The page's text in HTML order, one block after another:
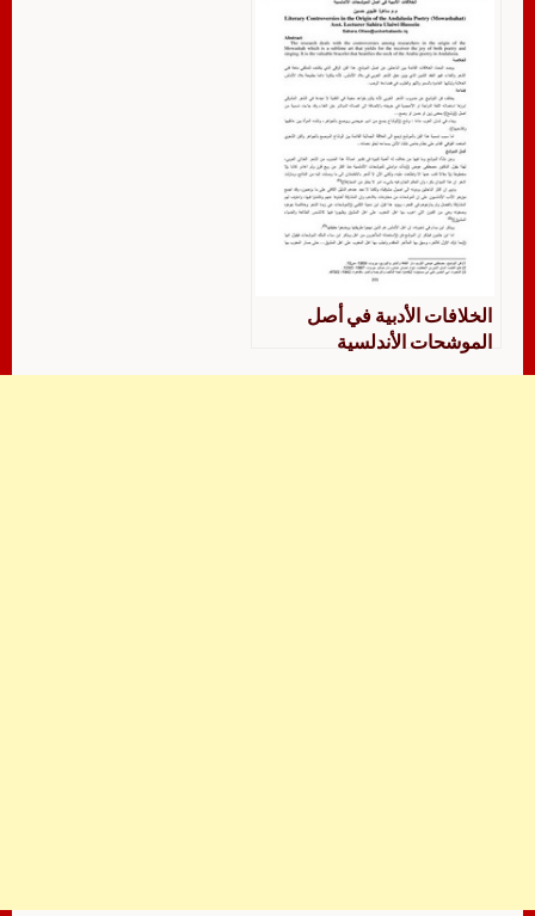
الخلافات الأدبية في أصل
الموشحات الأندلسية